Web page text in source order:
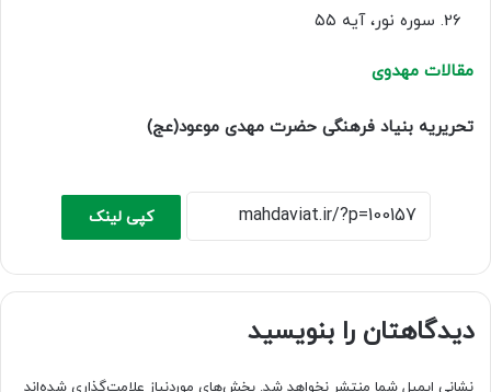
سوره نور، آیه ۵۵
مقالات مهدوی
تحریریه بنیاد فرهنگی حضرت مهدی موعود(عج)
کپی لینک
دیدگاهتان را بنویسید
نشانی ایمیل شما منتشر نخواهد شد. بخش‌های موردنیاز علامت‌گذاری شده‌اند